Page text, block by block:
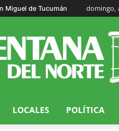
Miguel de Tucumán domingo,
LOCALES POLÍTICA